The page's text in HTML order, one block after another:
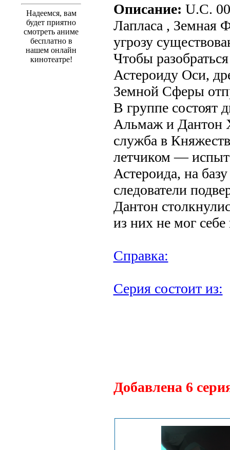
Надеемся, вам
будет приятно
смотреть аниме
бесплатно в
нашем онлайн
кинотеатре!
Описание: U.C.
Лапласа , Земная
угрозу
Чтобы
Астероиду Оси,
Земной Сферы
В группе состоят
Альмаж и Дантон
служба в
летчиком —
Астероида, на
следователи
Дантон
из них не мог себе
Справка:
Серия состоит из:
Добавлена 6